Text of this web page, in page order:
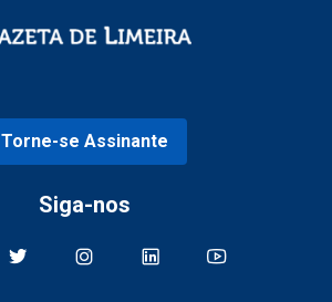
Torne-se Assinante
Siga-nos